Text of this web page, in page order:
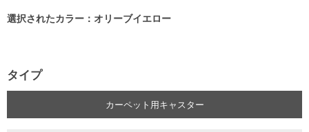
選択されたカラー：オリーブイエロー
タイプ
カーペット用キャスター